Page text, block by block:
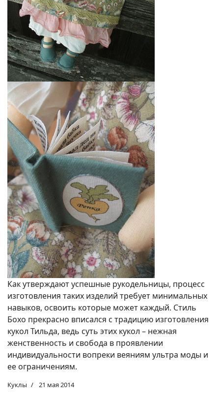
Как утверждают успешные рукодельницы, процесс
изготовления таких изделий требует минимальных
навыков, освоить которые может каждый. Стиль
Бохо прекрасно вписался с традицию изготовления
кукол Тильда, ведь суть этих кукол – нежная
женственность и свобода в проявлении
индивидуальности вопреки веяниям ультра моды и
ее ограничениям.
Куклы 21 мая 2014